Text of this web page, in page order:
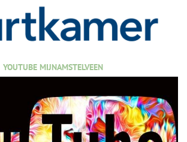
YOUTUBE MIJNAMSTELVEEN